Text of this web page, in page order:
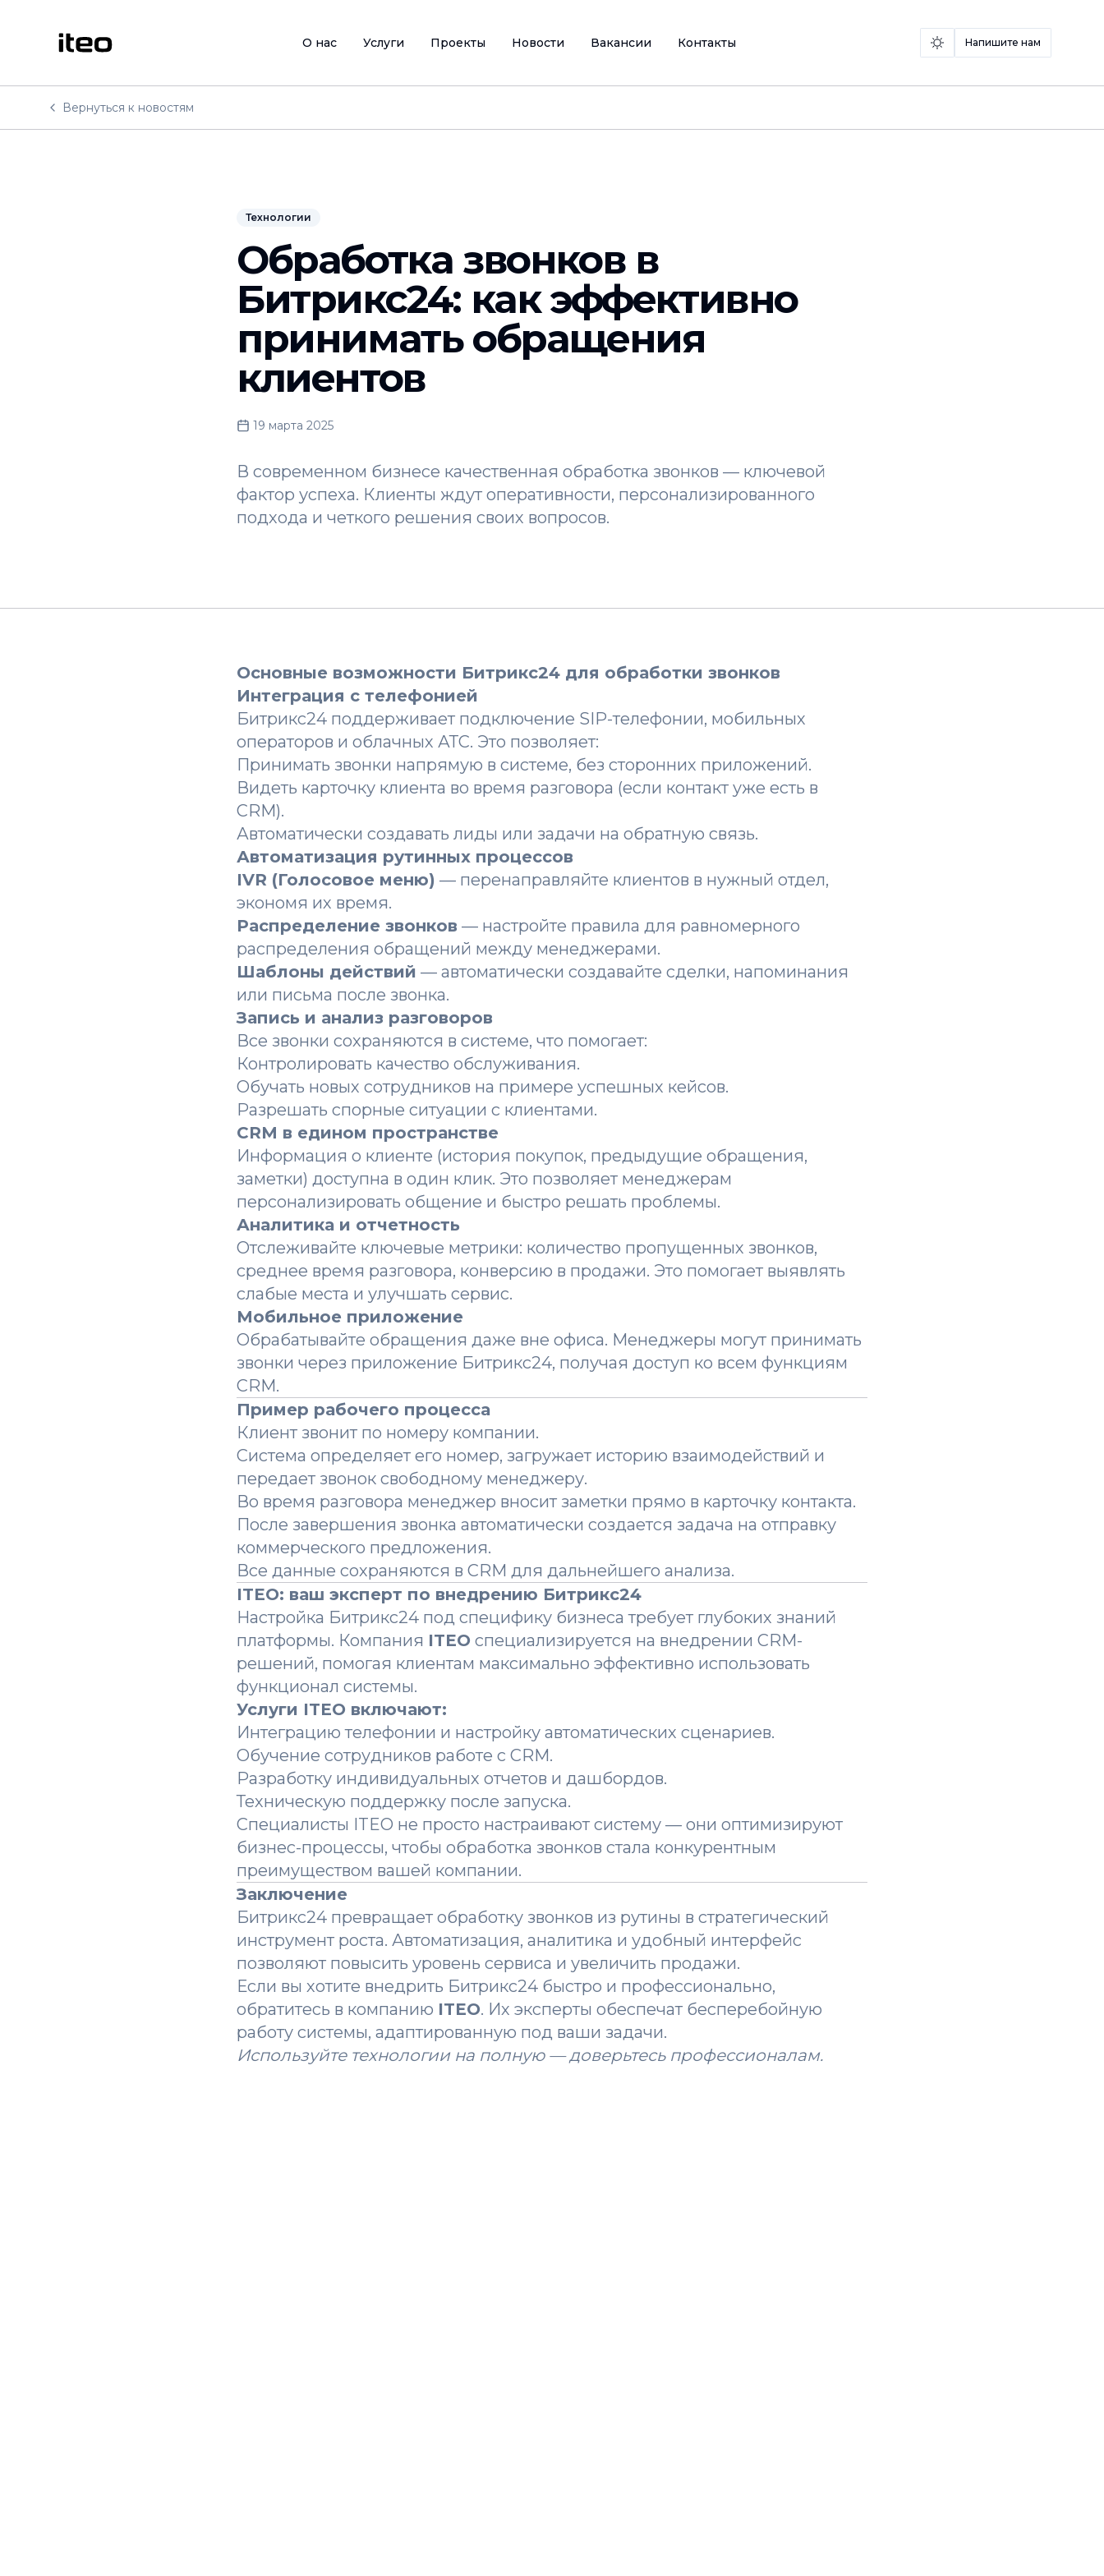
О нас Услуги Проекты Новости Вакансии Контакты Настройка темы
Напишите нам
Напишите нам
Вернуться к новостям
Технологии
Обработка звонков в
Битрикс24: как эффективно
принимать обращения
клиентов
19 марта 2025
В современном бизнесе качественная обработка звонков — ключевой
фактор успеха. Клиенты ждут оперативности, персонализированного
подхода и четкого решения своих вопросов.
Основные возможности Битрикс24 для обработки звонков
Интеграция с телефонией
Битрикс24 поддерживает подключение SIP-телефонии, мобильных
операторов и облачных АТС. Это позволяет:
Принимать звонки напрямую в системе, без сторонних приложений.
Видеть карточку клиента во время разговора (если контакт уже есть в
CRM).
Автоматически создавать лиды или задачи на обратную связь.
Автоматизация рутинных процессов
IVR (Голосовое меню) — перенаправляйте клиентов в нужный отдел,
экономя их время.
Распределение звонков — настройте правила для равномерного
распределения обращений между менеджерами.
Шаблоны действий — автоматически создавайте сделки, напоминания
или письма после звонка.
Запись и анализ разговоров
Все звонки сохраняются в системе, что помогает:
Контролировать качество обслуживания.
Обучать новых сотрудников на примере успешных кейсов.
Разрешать спорные ситуации с клиентами.
CRM в едином пространстве
Информация о клиенте (история покупок, предыдущие обращения,
заметки) доступна в один клик. Это позволяет менеджерам
персонализировать общение и быстро решать проблемы.
Аналитика и отчетность
Отслеживайте ключевые метрики: количество пропущенных звонков,
среднее время разговора, конверсию в продажи. Это помогает выявлять
слабые места и улучшать сервис.
Мобильное приложение
Обрабатывайте обращения даже вне офиса. Менеджеры могут принимать
звонки через приложение Битрикс24, получая доступ ко всем функциям
CRM.
Пример рабочего процесса
Клиент звонит по номеру компании.
Система определяет его номер, загружает историю взаимодействий и
передает звонок свободному менеджеру.
Во время разговора менеджер вносит заметки прямо в карточку контакта.
После завершения звонка автоматически создается задача на отправку
коммерческого предложения.
Все данные сохраняются в CRM для дальнейшего анализа.
ITEO: ваш эксперт по внедрению Битрикс24
Настройка Битрикс24 под специфику бизнеса требует глубоких знаний
платформы. Компания ITEO специализируется на внедрении CRM-
решений, помогая клиентам максимально эффективно использовать
функционал системы.
Услуги ITEO включают:
Интеграцию телефонии и настройку автоматических сценариев.
Обучение сотрудников работе с CRM.
Разработку индивидуальных отчетов и дашбордов.
Техническую поддержку после запуска.
Специалисты ITEO не просто настраивают систему — они оптимизируют
бизнес-процессы, чтобы обработка звонков стала конкурентным
преимуществом вашей компании.
Заключение
Битрикс24 превращает обработку звонков из рутины в стратегический
инструмент роста. Автоматизация, аналитика и удобный интерфейс
позволяют повысить уровень сервиса и увеличить продажи.
Если вы хотите внедрить Битрикс24 быстро и профессионально,
обратитесь в компанию ITEO. Их эксперты обеспечат бесперебойную
работу системы, адаптированную под ваши задачи.
Используйте технологии на полную — доверьтесь профессионалам.